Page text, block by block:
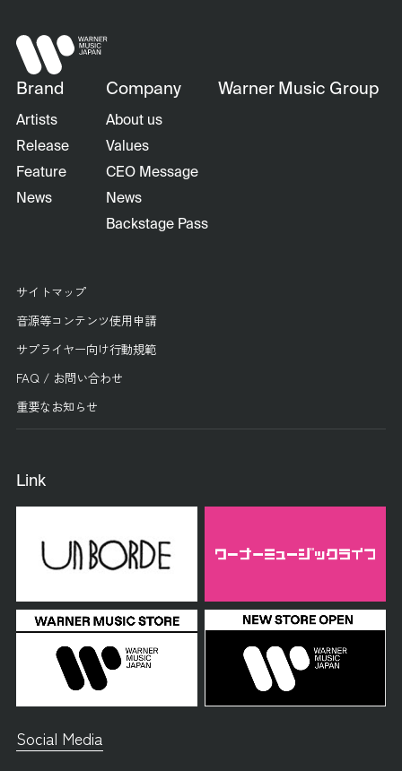
Brand
Artists
Release
Feature
News
Company
About us
Values
CEO Message
News
Backstage Pass
Warner Music Group
サイトマップ
音源等コンテンツ使用申請
サプライヤー向け行動規範
FAQ / お問い合わせ
重要なお知らせ
Link
Social Media